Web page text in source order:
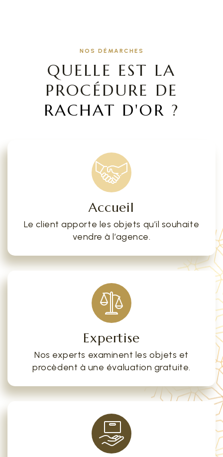
NOS DÉMARCHES
QUELLE EST LA
PROCÉDURE DE
RACHAT D'OR ?
Accueil
Le client apporte les objets qu’il souhaite
vendre à l’agence.
Expertise
Nos experts examinent les objets et
procèdent à une évaluation gratuite.